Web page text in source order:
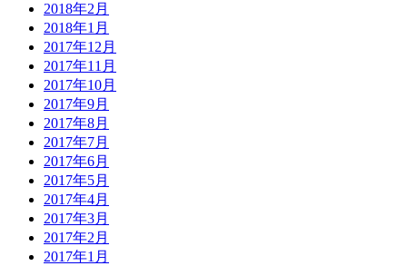
2018年2月
2018年1月
2017年12月
2017年11月
2017年10月
2017年9月
2017年8月
2017年7月
2017年6月
2017年5月
2017年4月
2017年3月
2017年2月
2017年1月